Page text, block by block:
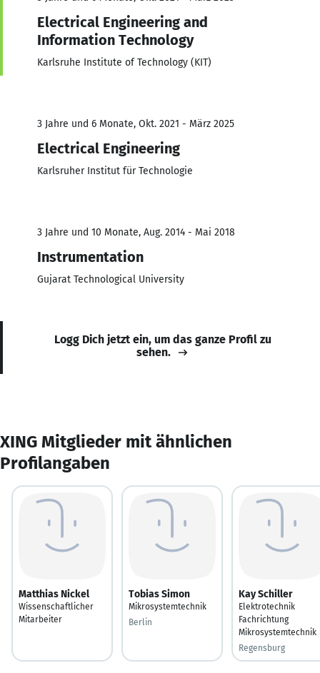
Electrical Engineering and
Information Technology
Karlsruhe Institute of Technology (KIT)
3 Jahre und 6 Monate, Okt. 2021 - März 2025
Electrical Engineering
Karlsruher Institut für Technologie
3 Jahre und 10 Monate, Aug. 2014 - Mai 2018
Instrumentation
Gujarat Technological University
Logg Dich jetzt ein, um das ganze Profil zu
sehen.
XING Mitglieder mit ähnlichen
Profilangaben
Matthias Nickel
Wissenschaftlicher
Mitarbeiter
Tobias Simon
Mikrosystemtechnik
Berlin
Kay Schiller
Elektrotechnik
Fachrichtung
Mikrosystemtechnik
Regensburg